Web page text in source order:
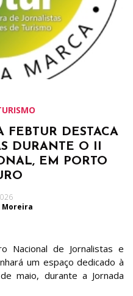
FEBTUR DESTACA
DURANTE O II
EM PORTO
Moreira
Nacional de Jornalistas e
um espaço dedicado à
maio, durante a Jornada